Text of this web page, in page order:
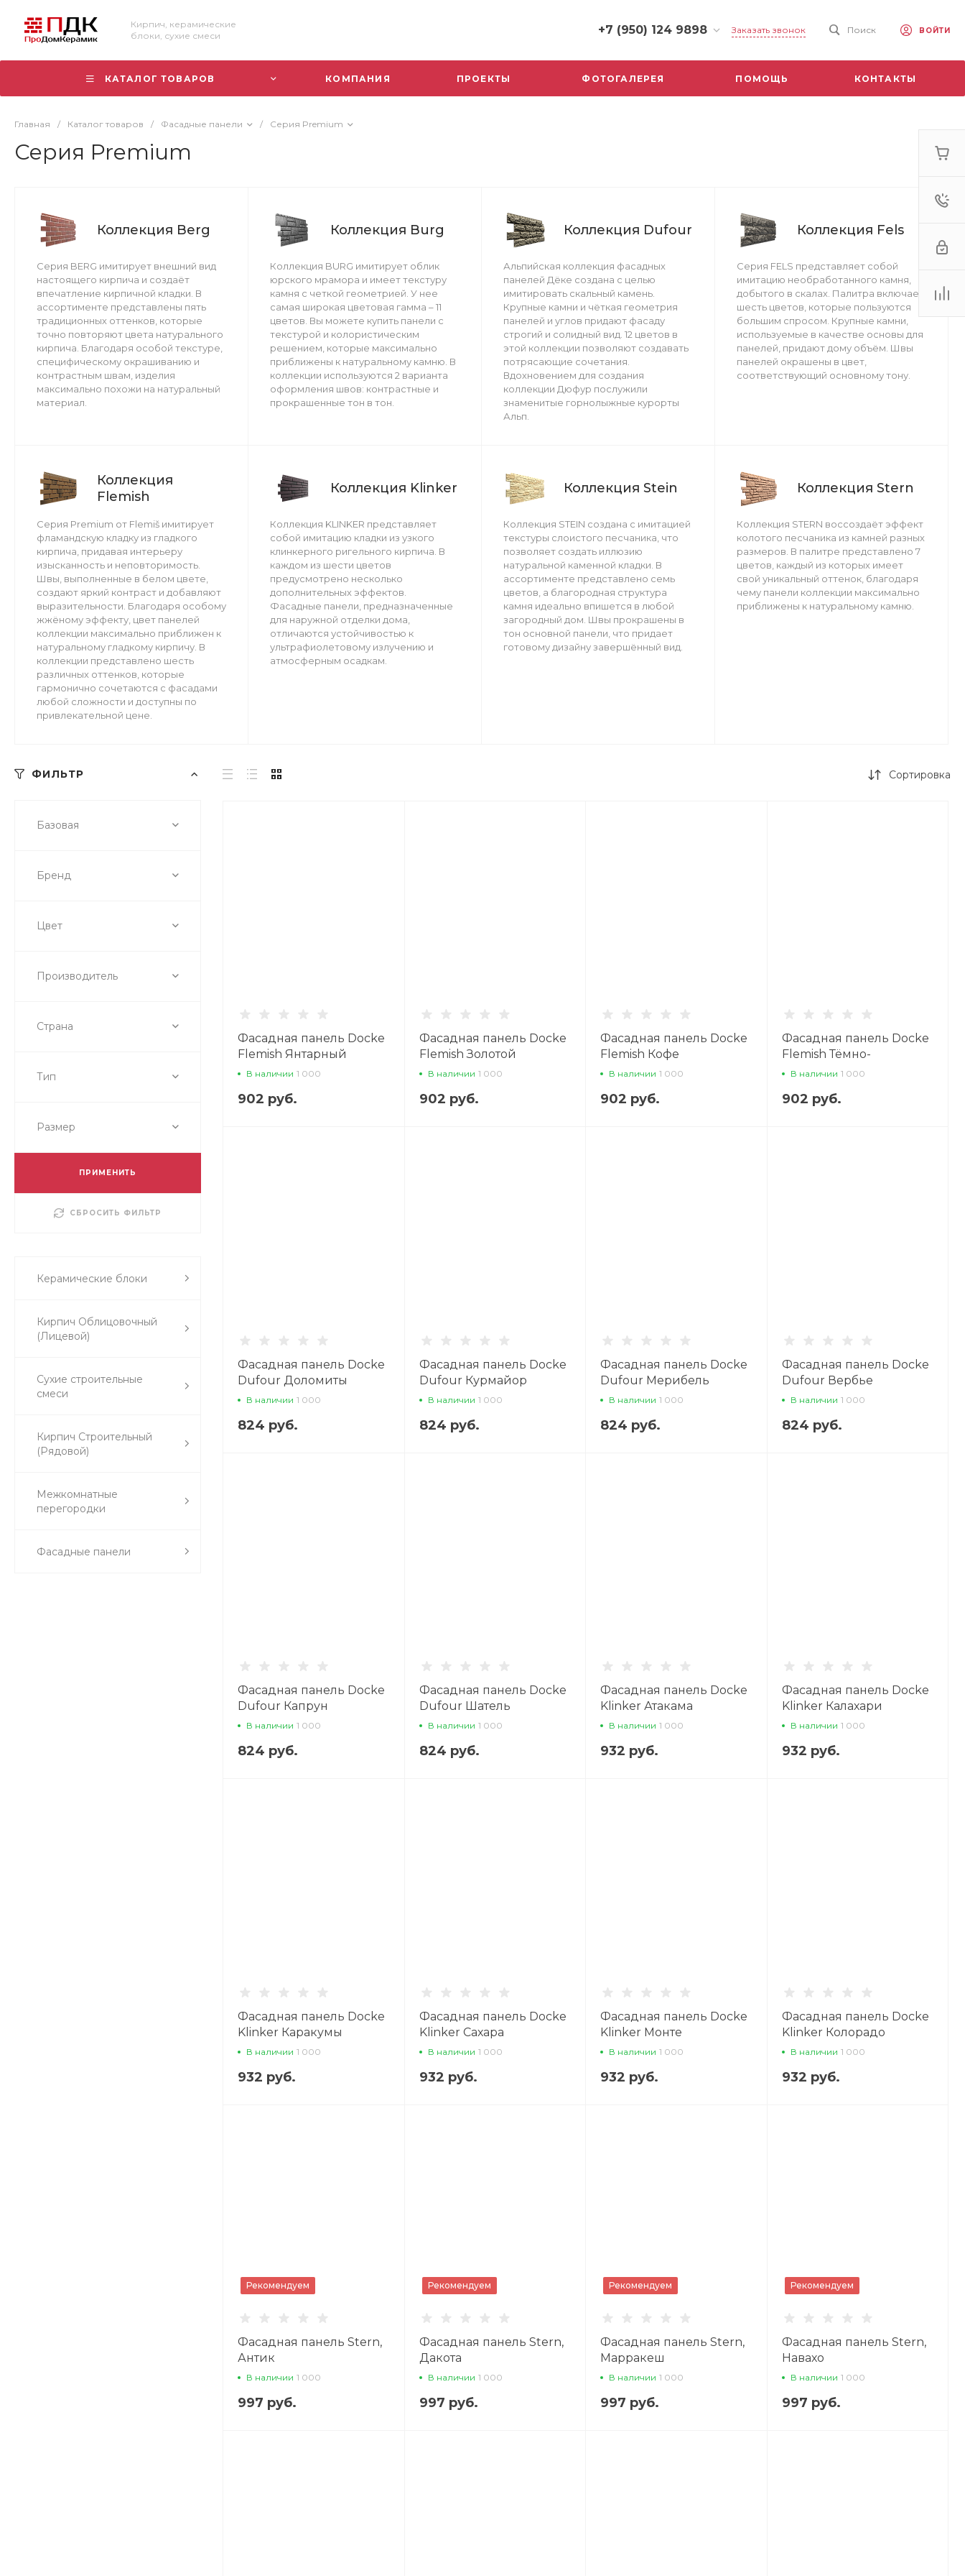
Кирпич, керамические
блоки, сухие смеси
+7 (950) 124 9898
+7 (950) 124 9898
г. Ярославль, ул.
Заказать звонок Поиск ВОЙТИ
КАТАЛОГ ТОВАРОВ КОМПАНИЯ ПРОЕКТЫ ФОТОГАЛЕРЕЯ ПОМОЩЬ КОНТАКТЫ
Главная / Каталог товаров / Фасадные панели / Серия Premium
Серия Premium
Коллекция Berg
Серия BERG имитирует внешний вид
настоящего кирпича и создаёт
впечатление кирпичной кладки. В
ассортименте представлены пять
традиционных оттенков, которые
точно повторяют цвета натурального
кирпича. Благодаря особой текстуре,
специфическому окрашиванию и
контрастным швам, изделия
максимально похожи на натуральный
материал.
Коллекция Burg
Коллекция BURG имитирует облик
юрского мрамора и имеет текстуру
камня с четкой геометрией. У нее
самая широкая цветовая гамма – 11
цветов. Вы можете купить панели с
текстурой и колористическим
решением, которые максимально
приближены к натуральному камню. В
коллекции используются 2 варианта
оформления швов: контрастные и
прокрашенные тон в тон.
Коллекция Dufour
Альпийская коллекция фасадных
панелей Дёке создана с целью
имитировать скальный камень.
Крупные камни и чёткая геометрия
панелей и углов придают фасаду
строгий и солидный вид. 12 цветов в
этой коллекции позволяют создавать
потрясающие сочетания.
Вдохновением для создания
коллекции Дюфур послужили
знаменитые горнолыжные курорты
Альп.
Коллекция Fels
Серия FELS представляет собой
имитацию необработанного камня,
добытого в скалах. Палитра включает
шесть цветов, которые пользуются
большим спросом. Крупные камни,
используемые в качестве основы для
панелей, придают дому объём. Швы
панелей окрашены в цвет,
соответствующий основному тону.
Коллекция
Flemish
Серия Premium от Flemiš имитирует
фламандскую кладку из гладкого
кирпича, придавая интерьеру
изысканность и неповторимость.
Швы, выполненные в белом цвете,
создают яркий контраст и добавляют
выразительности. Благодаря особому
жжёному эффекту, цвет панелей
коллекции максимально приближен к
натуральному гладкому кирпичу. В
коллекции представлено шесть
различных оттенков, которые
гармонично сочетаются с фасадами
любой сложности и доступны по
привлекательной цене.
Коллекция Klinker
Коллекция KLINKER представляет
собой имитацию кладки из узкого
клинкерного ригельного кирпича. В
каждом из шести цветов
предусмотрено несколько
дополнительных эффектов.
Фасадные панели, предназначенные
для наружной отделки дома,
отличаются устойчивостью к
ультрафиолетовому излучению и
атмосферным осадкам.
Коллекция Stein
Коллекция STEIN создана с имитацией
текстуры слоистого песчаника, что
позволяет создать иллюзию
натуральной каменной кладки. В
ассортименте представлено семь
цветов, а благородная структура
камня идеально впишется в любой
загородный дом. Швы прокрашены в
тон основной панели, что придает
готовому дизайну завершённый вид.
Коллекция Stern
Коллекция STERN воссоздаёт эффект
колотого песчаника из камней разных
размеров. В палитре представлено 7
цветов, каждый из которых имеет
свой уникальный оттенок, благодаря
чему панели коллекции максимально
приближены к натуральному камню.
ФИЛЬТР
Базовая
Бренд
Цвет
Производитель
Страна
Тип
Размер
ПРИМЕНИТЬ
СБРОСИТЬ ФИЛЬТР
Керамические блоки
Кирпич Облицовочный
(Лицевой)
Сухие строительные
смеси
Кирпич Строительный
(Рядовой)
Межкомнатные
перегородки
Фасадные панели
Сортировка
Фасадная панель Docke
Flemish Янтарный
В наличии 1 000
902 руб.
Фасадная панель Docke
Flemish Золотой
В наличии 1 000
902 руб.
Фасадная панель Docke
Flemish Кофе
В наличии 1 000
902 руб.
Фасадная панель Docke
Flemish Тёмно-
коричневый (RAL 8019)
В наличии 1 000
902 руб.
Фасадная панель Docke
Dufour Доломиты
В наличии 1 000
824 руб.
Фасадная панель Docke
Dufour Курмайор
В наличии 1 000
824 руб.
Фасадная панель Docke
Dufour Мерибель
В наличии 1 000
824 руб.
Фасадная панель Docke
Dufour Вербье
В наличии 1 000
824 руб.
Фасадная панель Docke
Dufour Капрун
В наличии 1 000
824 руб.
Фасадная панель Docke
Dufour Шатель
В наличии 1 000
824 руб.
Фасадная панель Docke
Klinker Атакама
В наличии 1 000
932 руб.
Фасадная панель Docke
Klinker Калахари
В наличии 1 000
932 руб.
Фасадная панель Docke
Klinker Каракумы
В наличии 1 000
932 руб.
Фасадная панель Docke
Klinker Сахара
В наличии 1 000
932 руб.
Фасадная панель Docke
Klinker Монте
В наличии 1 000
932 руб.
Фасадная панель Docke
Klinker Колорадо
В наличии 1 000
932 руб.
Рекомендуем
Фасадная панель Stern,
Антик
В наличии 1 000
997 руб.
Рекомендуем
Фасадная панель Stern,
Дакота
В наличии 1 000
997 руб.
Рекомендуем
Фасадная панель Stern,
Марракеш
В наличии 1 000
997 руб.
Рекомендуем
Фасадная панель Stern,
Навахо
В наличии 1 000
997 руб.